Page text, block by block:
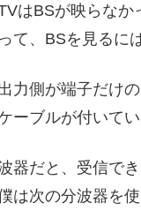
はBSが映らなか
て、BSを見るに
力側が端子だけ
ーブルが付いて
器だと、受信で
は次の分波器を使